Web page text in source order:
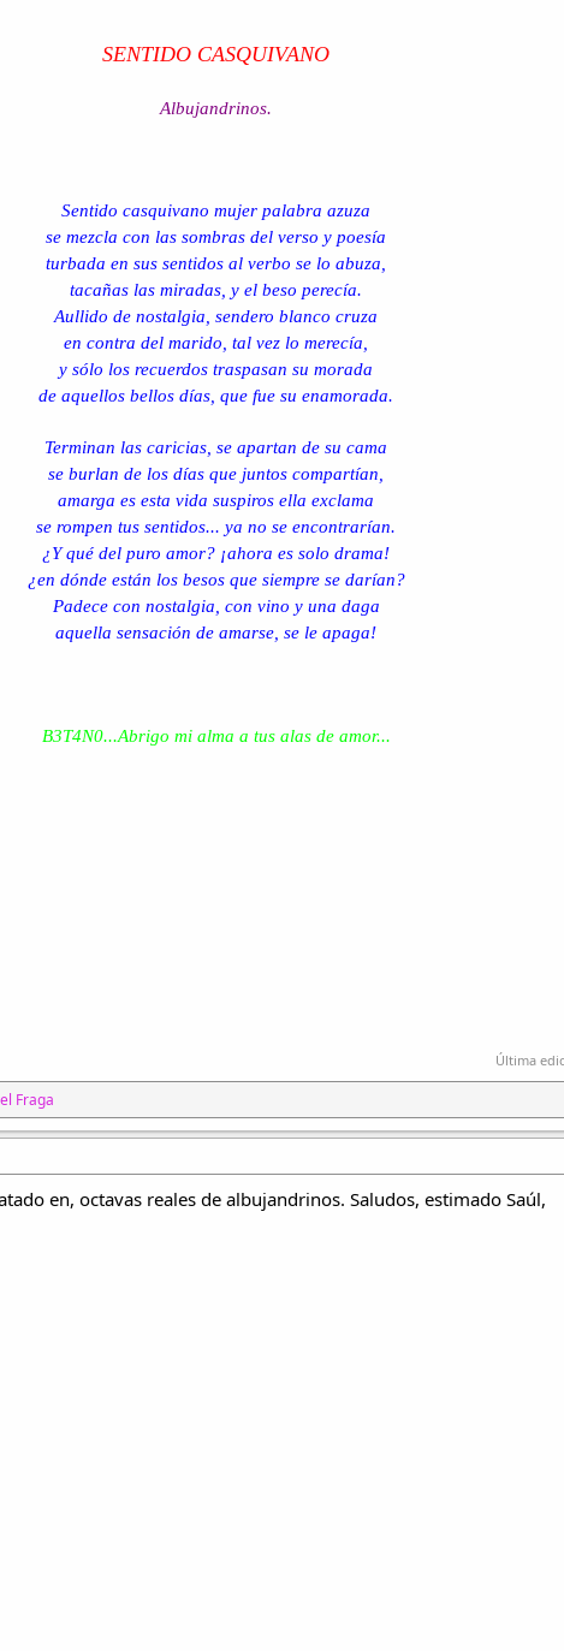
SENTIDO CASQUIVANO
Albujandrinos.
Sentido casquivano mujer palabra azuza
se mezcla con las sombras del verso y poesía
turbada en sus sentidos al verbo se lo abuza,
tacañas las miradas, y el beso perecía.
Aullido de nostalgia, sendero blanco cruza
en contra del marido, tal vez lo merecía,
y sólo los recuerdos traspasan su morada
de aquellos bellos días, que fue su enamorada.
Terminan las caricias, se apartan de su cama
se burlan de los días que juntos compartían,
amarga es esta vida suspiros ella exclama
se rompen tus sentidos... ya no se encontrarían.
¿Y qué del puro amor? ¡ahora es solo drama!
¿en dónde están los besos que siempre se darían?
Padece con nostalgia, con vino y una daga
aquella sensación de amarse, se le apaga!
B3T4N0...Abrigo mi alma a tus alas de amor...
Última
Fraga
en, octavas reales de albujandrinos. Saludos, estimado Saúl,